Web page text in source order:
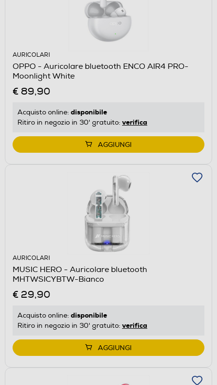
AURICOLARI
OPPO - Auricolare bluetooth ENCO AIR4 PRO-
Moonlight White
€ 89,90
Acquisto online: disponibile
Ritiro in negozio in 30' gratuito: verifica
AGGIUNGI
AURICOLARI
MUSIC HERO - Auricolare bluetooth
MHTWSICYBTW-Bianco
€ 29,90
Acquisto online: disponibile
Ritiro in negozio in 30' gratuito: verifica
AGGIUNGI